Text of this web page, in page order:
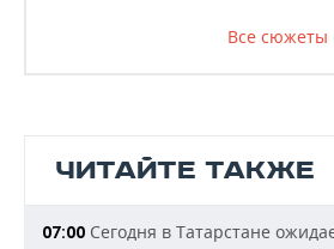
Все сюжеты
ЧИТАЙТЕ ТАКЖЕ
07:00 Сегодня в Татарстане